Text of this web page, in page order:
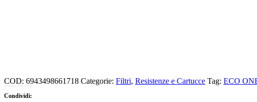
COD: 6943498661718 Categorie: Filtri, Resistenze e Cartucce Tag: ECO
Condividi: